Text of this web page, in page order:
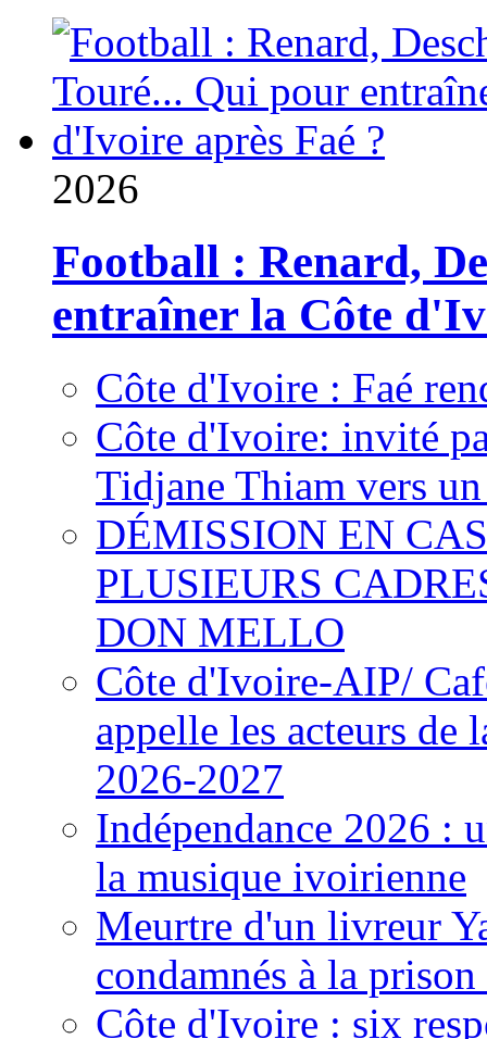
2026
Football : Renard,
entraîner la Côte
Côte d'Ivoire : Faé
Côte d'Ivoire: invité
Tidjane Thiam vers
DÉMISSION EN
PLUSIEURS
DON MELLO
Côte d'Ivoire-AIP/
appelle les acteurs de
2026-2027
Indépendance 2026 :
la musique ivoirienne
Meurtre d'un livreur
condamnés à la
Côte d'Ivoire : six